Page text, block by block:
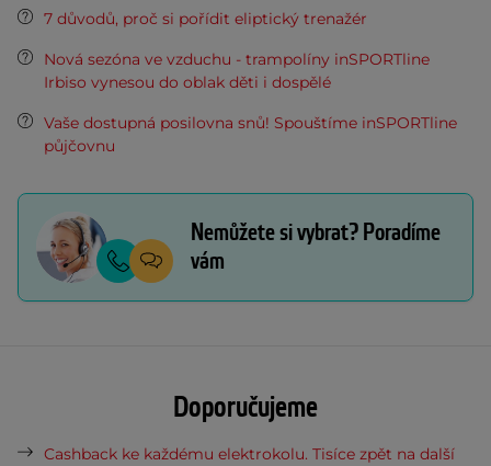
7 důvodů, proč si pořídit eliptický trenažér
Nová sezóna ve vzduchu - trampolíny inSPORTline
Irbiso vynesou do oblak děti i dospělé
Vaše dostupná posilovna snů! Spouštíme inSPORTline
půjčovnu
Nemůžete si vybrat? Poradíme
vám
Doporučujeme
Cashback ke každému elektrokolu. Tisíce zpět na další